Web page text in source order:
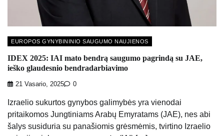
EUROPOS GYNYBININIO SAUGUMO NAUJIENOS
IDEX 2025: IAI mato bendrą saugumo pagrindą su JAE,
ieško glaudesnio bendradarbiavimo
21 Vasario, 2025 0
Izraelio sukurtos gynybos galimybės yra vienodai
pritaikomos Jungtiniams Arabų Emyratams (JAE), nes abi
šalys susiduria su panašiomis grėsmėmis, tvirtino Izraelio